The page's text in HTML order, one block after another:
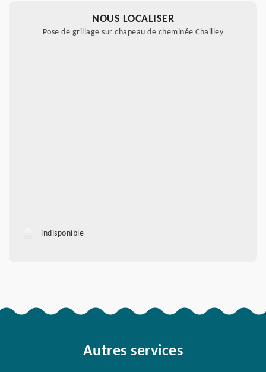
NOUS LOCALISER
Pose de grillage sur chapeau de cheminée Chailley
indisponible
Autres services